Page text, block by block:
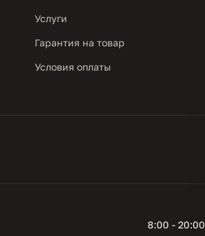
Услуги
Гарантия на товар
Условия оплаты
8:00 - 20:00